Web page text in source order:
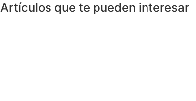
Artículos que te pueden interesar